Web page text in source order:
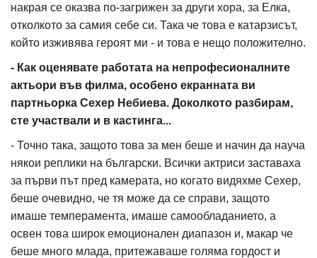
накрая се оказва по-загрижен за други хора, за Елка,
отколкото за самия себе си. Така че това е катарзисът,
който изживява героят ми - и това е нещо положително.
- Как оценявате работата на непрофесионалните
актьори във филма, особено екранната ви
партньорка Сехер Небиева. Доколкото разбирам,
сте участвали и в кастинга...
- Точно така, защото това за мен беше и начин да науча
някои реплики на български. Всички актриси заставаха
за първи път пред камерата, но когато видяхме Сехер,
беше очевидно, че тя може да се справи, защото
имаше темперамента, имаше самообладанието, а
освен това широк емоционален диапазон и, макар че
беше много млада, притежаваше голяма гордост и